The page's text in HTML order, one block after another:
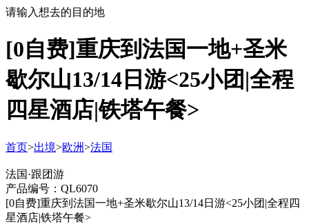
请输入想去的目的地
[0自费]重庆到法国一地+圣米
歇尔山13/14日游<25小团|全程
四星酒店|铁塔午餐>
首页>出境>欧洲>法国
法国·跟团游
产品编号：QL6070
[0自费]重庆到法国一地+圣米歇尔山13/14日游<25小团|全程四
星酒店|铁塔午餐>